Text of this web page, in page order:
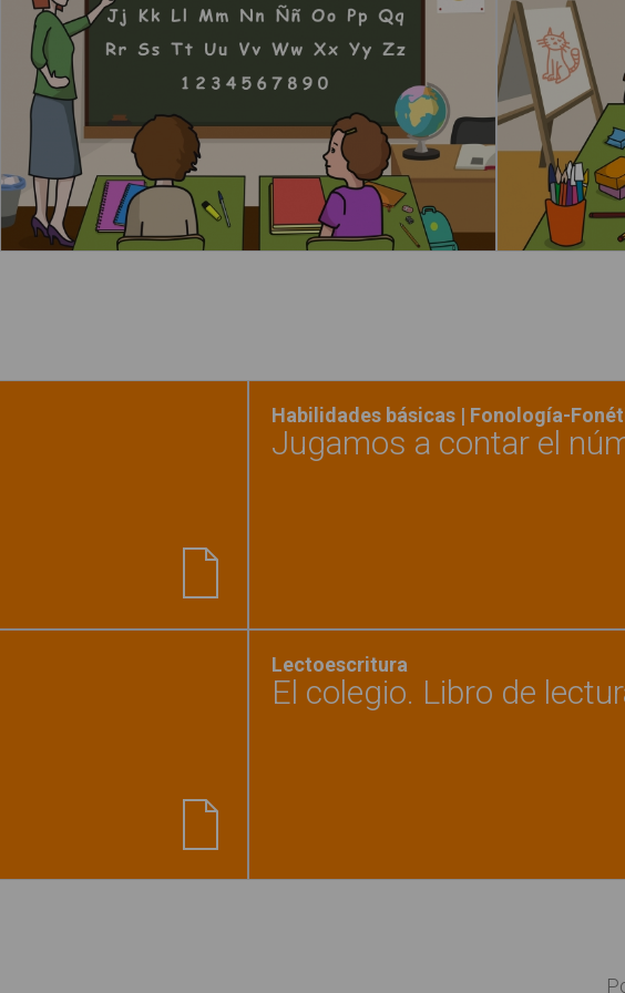
Leer más Leer más
Habilidades básicas | Fonología-
Jugamos a contar el
Lectoescritura
El colegio. Libro de